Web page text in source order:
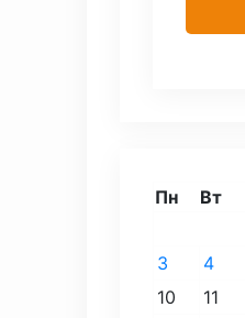
Пн Вт
3
4
10
11